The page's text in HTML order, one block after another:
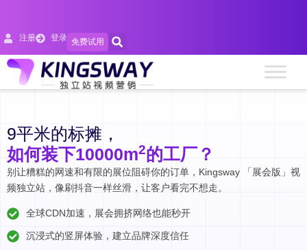
注册 登录 免费试用
9平米的标摊，
如何装下10000m2的工厂？
别让糟糕的网速和有限的展位阻碍你的订单，Kingsway 「展会版」视
频独立站，像刷抖音一样丝滑，让客户看完不想走。
全球CDN加速，展会拥挤网络也能秒开
沉浸式的竖屏体验，建立品牌深度信任